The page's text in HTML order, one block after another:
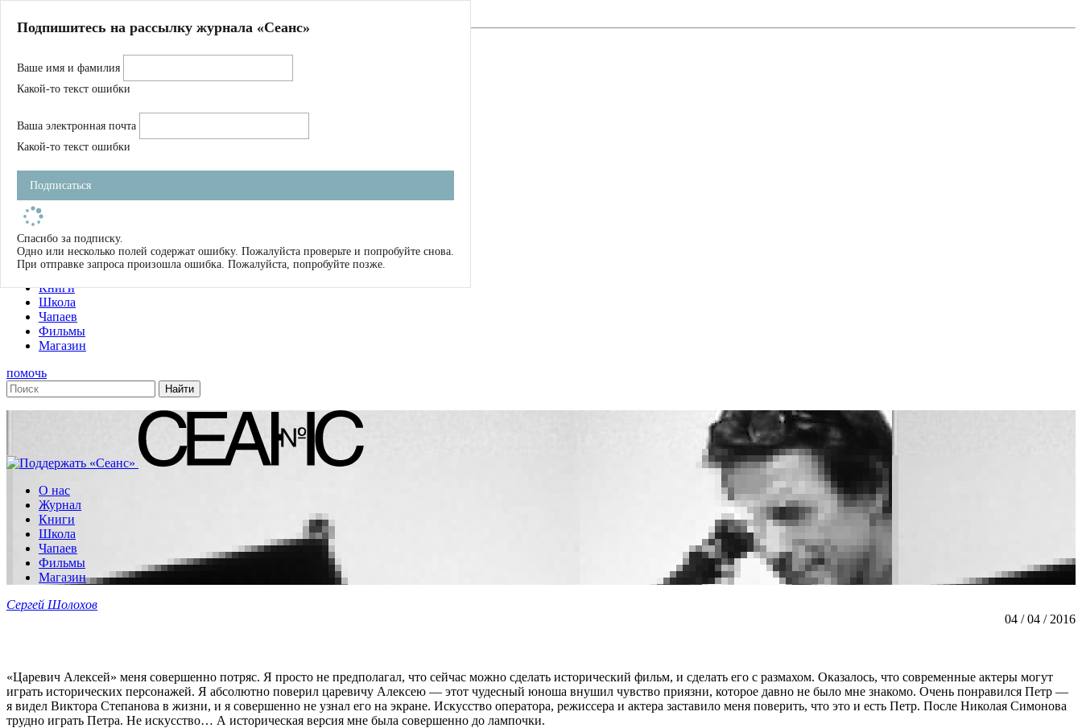
Магазин
Журнал
Школа
Устав
Фильмы
Имена
Тэги
О нас
Журнал
Книги
Школа
Чапаев
Фильмы
Магазин
помочь
О нас
Журнал
Книги
Школа
Чапаев
Фильмы
Магазин
Сергей Шолохов
04 / 04 / 2016
«Царевич Алексей» меня совершенно потряс. Я просто не предполагал, что сейчас можно сделать исторический фильм, и сделать его с размахом. Оказалось, что современные актеры могут
играть исторических персонажей. Я абсолютно поверил царевичу Алексею — этот чудесный юноша внушил чувство приязни, которое давно не было мне знакомо. Очень понравился Петр —
я видел Виктора Степанова в жизни, и я совершенно не узнал его на экране. Искусство оператора, режиссера и актера заставило меня поверить, что это и есть Петр. После Николая Симонова
трудно играть Петра. Не искусство… А историческая версия мне была совершенно до лампочки.
Подпишитесь на рассылку журнала «Сеанс»
Ваше имя и фамилия
Какой-то текст ошибки
Ваша электронная почта
Какой-то текст ошибки
Подписаться
Спасибо за подписку.
Одно или несколько полей содержат ошибку. Пожалуйста проверьте и попробуйте снова.
При отправке запроса произошла ошибка. Пожалуйста, попробуйте позже.